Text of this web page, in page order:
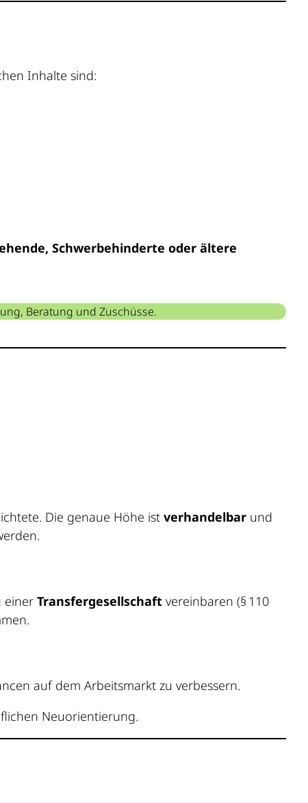
Inhalte sind:
Schwerbehinderte oder ältere
Beratung und Zuschüsse.
Die genaue Höhe ist verhandelbar und
einer Transfergesellschaft vereinbaren (§ 110
auf dem Arbeitsmarkt zu verbessern.
Neuorientierung.